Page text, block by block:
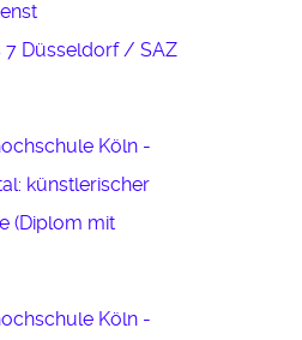
7 Düsseldorf / SAZ
Köln -
künstlerischer
(Diplom mit
Köln -